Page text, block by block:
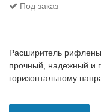
Под заказ
Расширитель
прочный, надежный и
горизонтальному